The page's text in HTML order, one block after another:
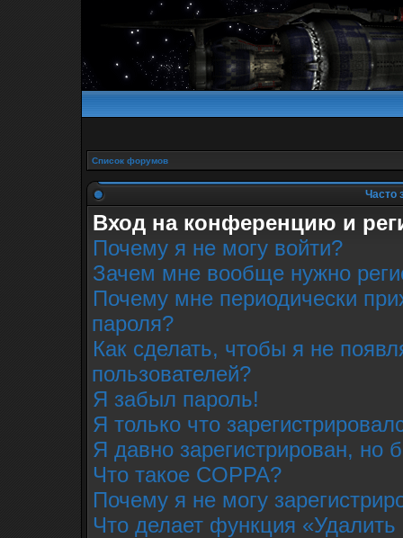
Список форумов
Часто
Вход на конференцию и
Почему я не могу войти?
Зачем мне вообще нужно
Почему мне периодически
пароля?
Как сделать, чтобы я не
пользователей?
Я забыл пароль!
Я только что
Я давно зарегистрирован, но
Что такое COPPA?
Почему я не могу
Что делает функция